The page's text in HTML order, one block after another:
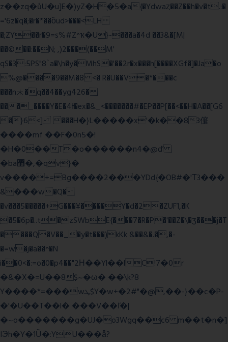
z��zq�ůU�u]E�)yZ�Hׇ�5�a{�Ydwaȥ��Z��h�v�t.:�
='6z�q�;�r�*��ȍud>���<LH
�;ZY��r�9=s%#Z^ҡ�U}-���a�4d ��3&�[M|
��©��:��N; ,)2���(��M'
qS�3:5PS"8`a�\h�y�MhS�'��2r�x���h[����XGf�]�Ja�o
%@����9��M�8 <� R�U��V�*���c
���n⯸�q��4��yg426�
���_����Y�E�4Ɨ�ex�&_<�������#�EP��P[��<��H�A��[G6
�}6<] ���H�}L�����x'�k��83僒
����mf ��F�0n5�!
�H�0��T�o������n4�@ď
�ba޲�,�qv}�
v����+=Bg����2���YDd{�OB#�'Τ3���
&���w�Q�
�v���5�����+G���¥����Y�d�2�ZUF1,�K
�5�6p�..t�zSWbE{���7�R�P�'��Z�\�ʒ���j�T
����Q�V��_�y�t���)kKk &��&�.�,�-
�=w�j�a��^�N
i��0<�:=o�0�p4��"2Η��Yl��lC!7�0r
�&�X�=U��8$~�ω� ��\k?8
Y����*=���wܛ$Y�w+�2#"�@,��-}��c�P-
�'�U��T��l� ���V��ľ�|
�~o�������g�UJ�o3Wgq��c6 m��t�n�]
IЭh�Y�1Ȕ�:YU���ǟ?